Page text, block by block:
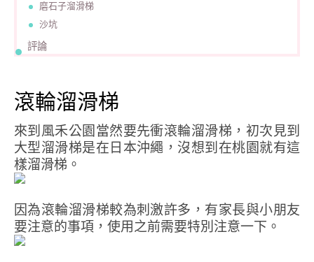
磨石子溜滑梯
沙坑
評論
滾輪溜滑梯
來到風禾公園當然要先衝滾輪溜滑梯，初次見到
大型溜滑梯是在日本沖繩，沒想到在桃園就有這
樣溜滑梯。
因為滾輪溜滑梯較為刺激許多，有家長與小朋友
要注意的事項，使用之前需要特別注意一下。